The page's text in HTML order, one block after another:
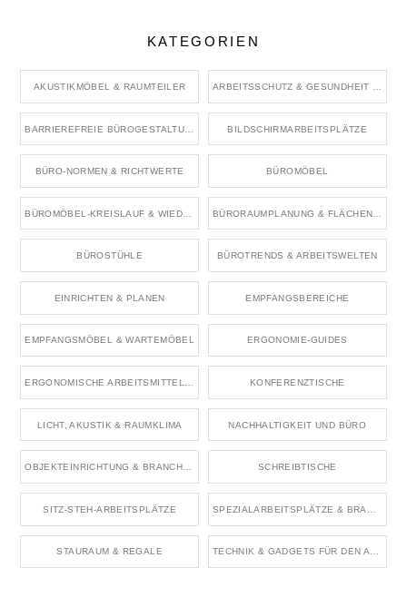
KATEGORIEN
AKUSTIKMÖBEL & RAUMTEILER
BILDSCHIRMARBEITSPLÄTZE
BÜRO-NORMEN & RICHTWERTE BÜROMÖBEL
BÜROSTÜHLE BÜROTRENDS & ARBEITSWELTEN
EINRICHTEN & PLANEN EMPFANGSBEREICHE
EMPFANGSMÖBEL & WARTEMÖBEL ERGONOMIE-GUIDES
KONFERENZTISCHE
LICHT, AKUSTIK & RAUMKLIMA NACHHALTIGKEIT UND BÜRO
OBJEKTEINRICHTUNG & BRANCHENRÄUME SCHREIBTISCHE
SITZ-STEH-ARBEITSPLÄTZE
STAURAUM & REGALE TECHNIK & GADGETS FÜR DEN ARBEITSPLATZ